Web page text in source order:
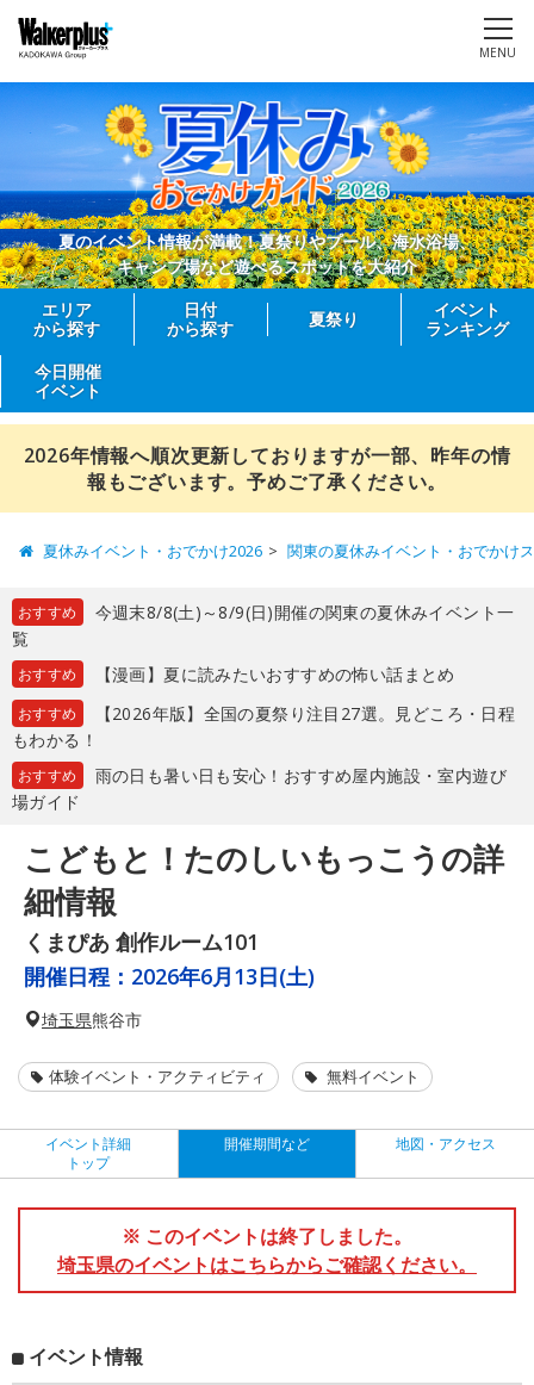
MENU
夏のイベント情報が満載！夏祭りやプール、海水浴場、
キャンプ場など遊べるスポットを大紹介
エリア
から探す
日付
から探す
夏祭り
イベント
ランキング
今日開催
イベント
2026年情報へ順次更新しておりますが一部、昨年の情
報もございます。予めご了承ください。
夏休みイベント・おでかけ2026 関東の夏休みイベント・おでかけ
おすすめ
今週末8/8(土)～8/9(日)開催の関東の夏休みイベント一
覧
おすすめ 【漫画】夏に読みたいおすすめの怖い話まとめ
おすすめ
【2026年版】全国の夏祭り注目27選。見どころ・日程
もわかる！
おすすめ
雨の日も暑い日も安心！おすすめ屋内施設・室内遊び
場ガイド
こどもと！たのしいもっこうの詳
細情報
くまぴあ 創作ルーム101
開催日程： 2026年6月13日(土)
埼玉県熊谷市
体験イベント・アクティビティ 無料イベント
イベント詳細
トップ
開催期間など 地図・アクセス
※ このイベントは終了しました。
埼玉県のイベントはこちらからご確認ください。
イベント情報